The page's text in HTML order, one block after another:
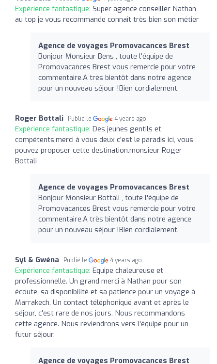
Expérience fantastique: Super agence conseiller Nathan
au top je vous recommande connaît très bien son métier
Agence de voyages Promovacances Brest
Bonjour Monsieur Bens , toute l'équipe de
Promovacances Brest vous remercie pour votre
commentaire.A très bientôt dans notre agence
pour un nouveau séjour !Bien cordialement.
Roger Bottali Publié le 4 years ago
Expérience fantastique: Des jeunes gentils et
compétents,merci à vous deux c'est le paradis ici, vous
pouvez proposer cette destination.monsieur Roger
Bottali
Agence de voyages Promovacances Brest
Bonjour Monsieur Bottali , toute l'équipe de
Promovacances Brest vous remercie pour votre
commentaire.A très bientôt dans notre agence
pour un nouveau séjour !Bien cordialement.
Syl & Gwéna Publié le 4 years ago
Expérience fantastique: Equipe chaleureuse et
professionnelle. Un grand merci à Nathan pour son
écoute, sa disponibilité et sa patience pour un voyage à
Marrakech. Un contact téléphonique avant et après le
séjour, c'est rare de nos jours. Nous recommandons
cette agence. Nous reviendrons vers l'équipe pour un
futur séjour.
Agence de voyages Promovacances Brest